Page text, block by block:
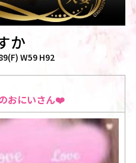
か
W59 H92
おにいさん❤️